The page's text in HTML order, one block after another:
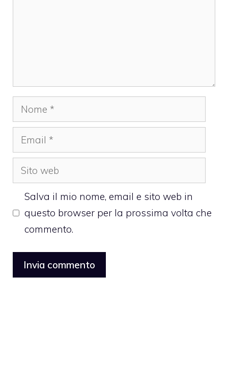
Nome
Email
Sito
web
Salva il mio nome, email e sito web in
questo browser per la prossima volta che
commento.